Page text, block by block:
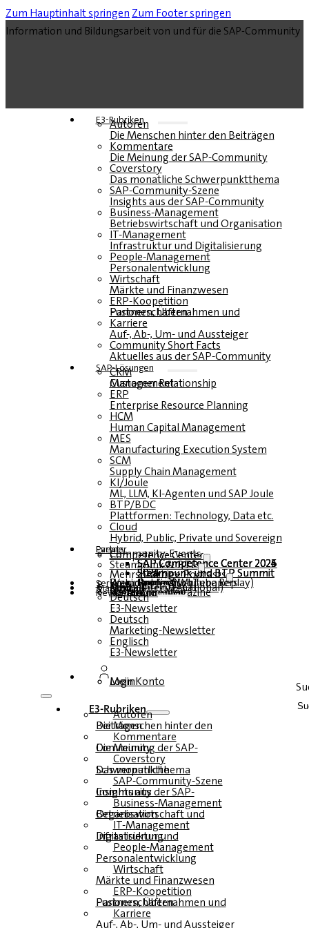
Zum Hauptinhalt springen Zum Footer springen
Information und Bildungsarbeit von und für die SAP-Community
E3-Rubriken
Autoren
Die Menschen hinter den Beiträgen
Kommentare
Die Meinung der SAP-Community
Coverstory
Das monatliche Schwerpunktthema
SAP-Community-Szene
Insights aus der SAP-Community
Business-Management
Betriebswirtschaft und Organisation
IT-Management
Infrastruktur und Digitalisierung
People-Management
Personalentwicklung
Wirtschaft
Märkte und Finanzwesen
ERP-Koopetition
Fusionen, Übernahmen und Partnerschaften
Karriere
Auf-, Ab-, Um- und Aussteiger
Community Short Facts
Aktuelles aus der SAP-Community
SAP-Lösungen
CRM
Customer Relationship Management
ERP
Enterprise Resource Planning
HCM
Human Capital Management
MES
Manufacturing Execution System
SCM
Supply Chain Management
KI/Joule
ML, LLM, KI-Agenten und SAP Joule
BTP/BDC
Plattformen: Technology, Data etc.
Cloud
Hybrid, Public, Private und Sovereign
Partner
EventsCommunity-Events
Competence Center
SAP Competence Center 2026
SAP Competence Center 2025
SAP Competence Center 2024
SAP Competence Center 2023
Steampunk & BTP
Steampunk und BTP Summit 2026
Steampunk und BTP Summit 2025
Steampunk und BTP Summit 2024
Mehrsprachige Podcasts
Deutsch
Englisch
Spanisch
Französisch
Roundtables (YouTube Replay)
Webinare und Whitepapers
Service
Formulare
Kontakt
Mediadaten DACH
Media Kit (International)
Magazin
hier abonnieren
für Abonnenten
kostenfreie Magazine
Newsletter
Deutsch
E3-Newsletter
Deutsch
Marketing-Newsletter
Englisch
E3-Newsletter
Login
Mein Konto
E3-Rubriken
Autoren
Die Menschen hinter den Beiträgen
Kommentare
Die Meinung der SAP-Community
Coverstory
Das monatliche Schwerpunktthema
SAP-Community-Szene
Insights aus der SAP-Community
Business-Management
Betriebswirtschaft und Organisation
IT-Management
Infrastruktur und Digitalisierung
People-Management
Personalentwicklung
Wirtschaft
Märkte und Finanzwesen
ERP-Koopetition
Fusionen, Übernahmen und Partnerschaften
Karriere
Auf-, Ab-, Um- und Aussteiger